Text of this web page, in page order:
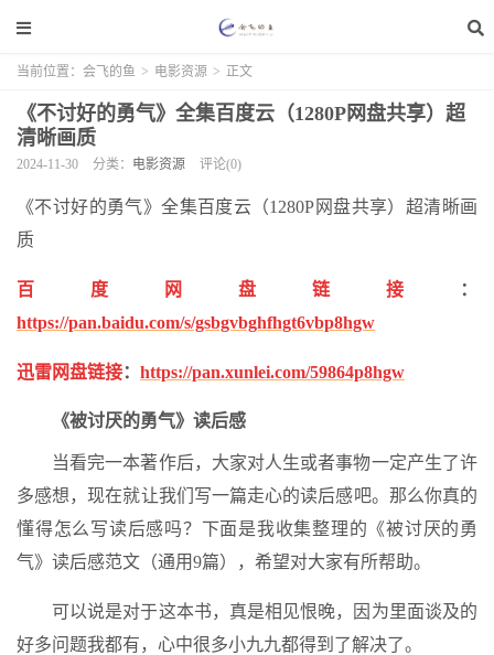
当前位置： 会飞的鱼 > 电影资源 > 正文
《不讨好的勇气》全集百度云（1280P网盘共享）超
清晰画质
2024-11-30 分类： 电影资源 评论(0)
《不讨好的勇气》全集百度云（1280P网盘共享）超清晰画
质
百度网盘链接
：
https://pan.baidu.com/s/gsbgvbghfhgt6vbp8hgw
迅雷网盘链接： https://pan.xunlei.com/59864p8hgw
《被讨厌的勇气》读后感
当看完一本著作后，大家对人生或者事物一定产生了许
多感想，现在就让我们写一篇走心的读后感吧。那么你真的
懂得怎么写读后感吗？下面是我收集整理的《被讨厌的勇
气》读后感范文（通用9篇），希望对大家有所帮助。
可以说是对于这本书，真是相见恨晚，因为里面谈及的
好多问题我都有，心中很多小九九都得到了解决了。